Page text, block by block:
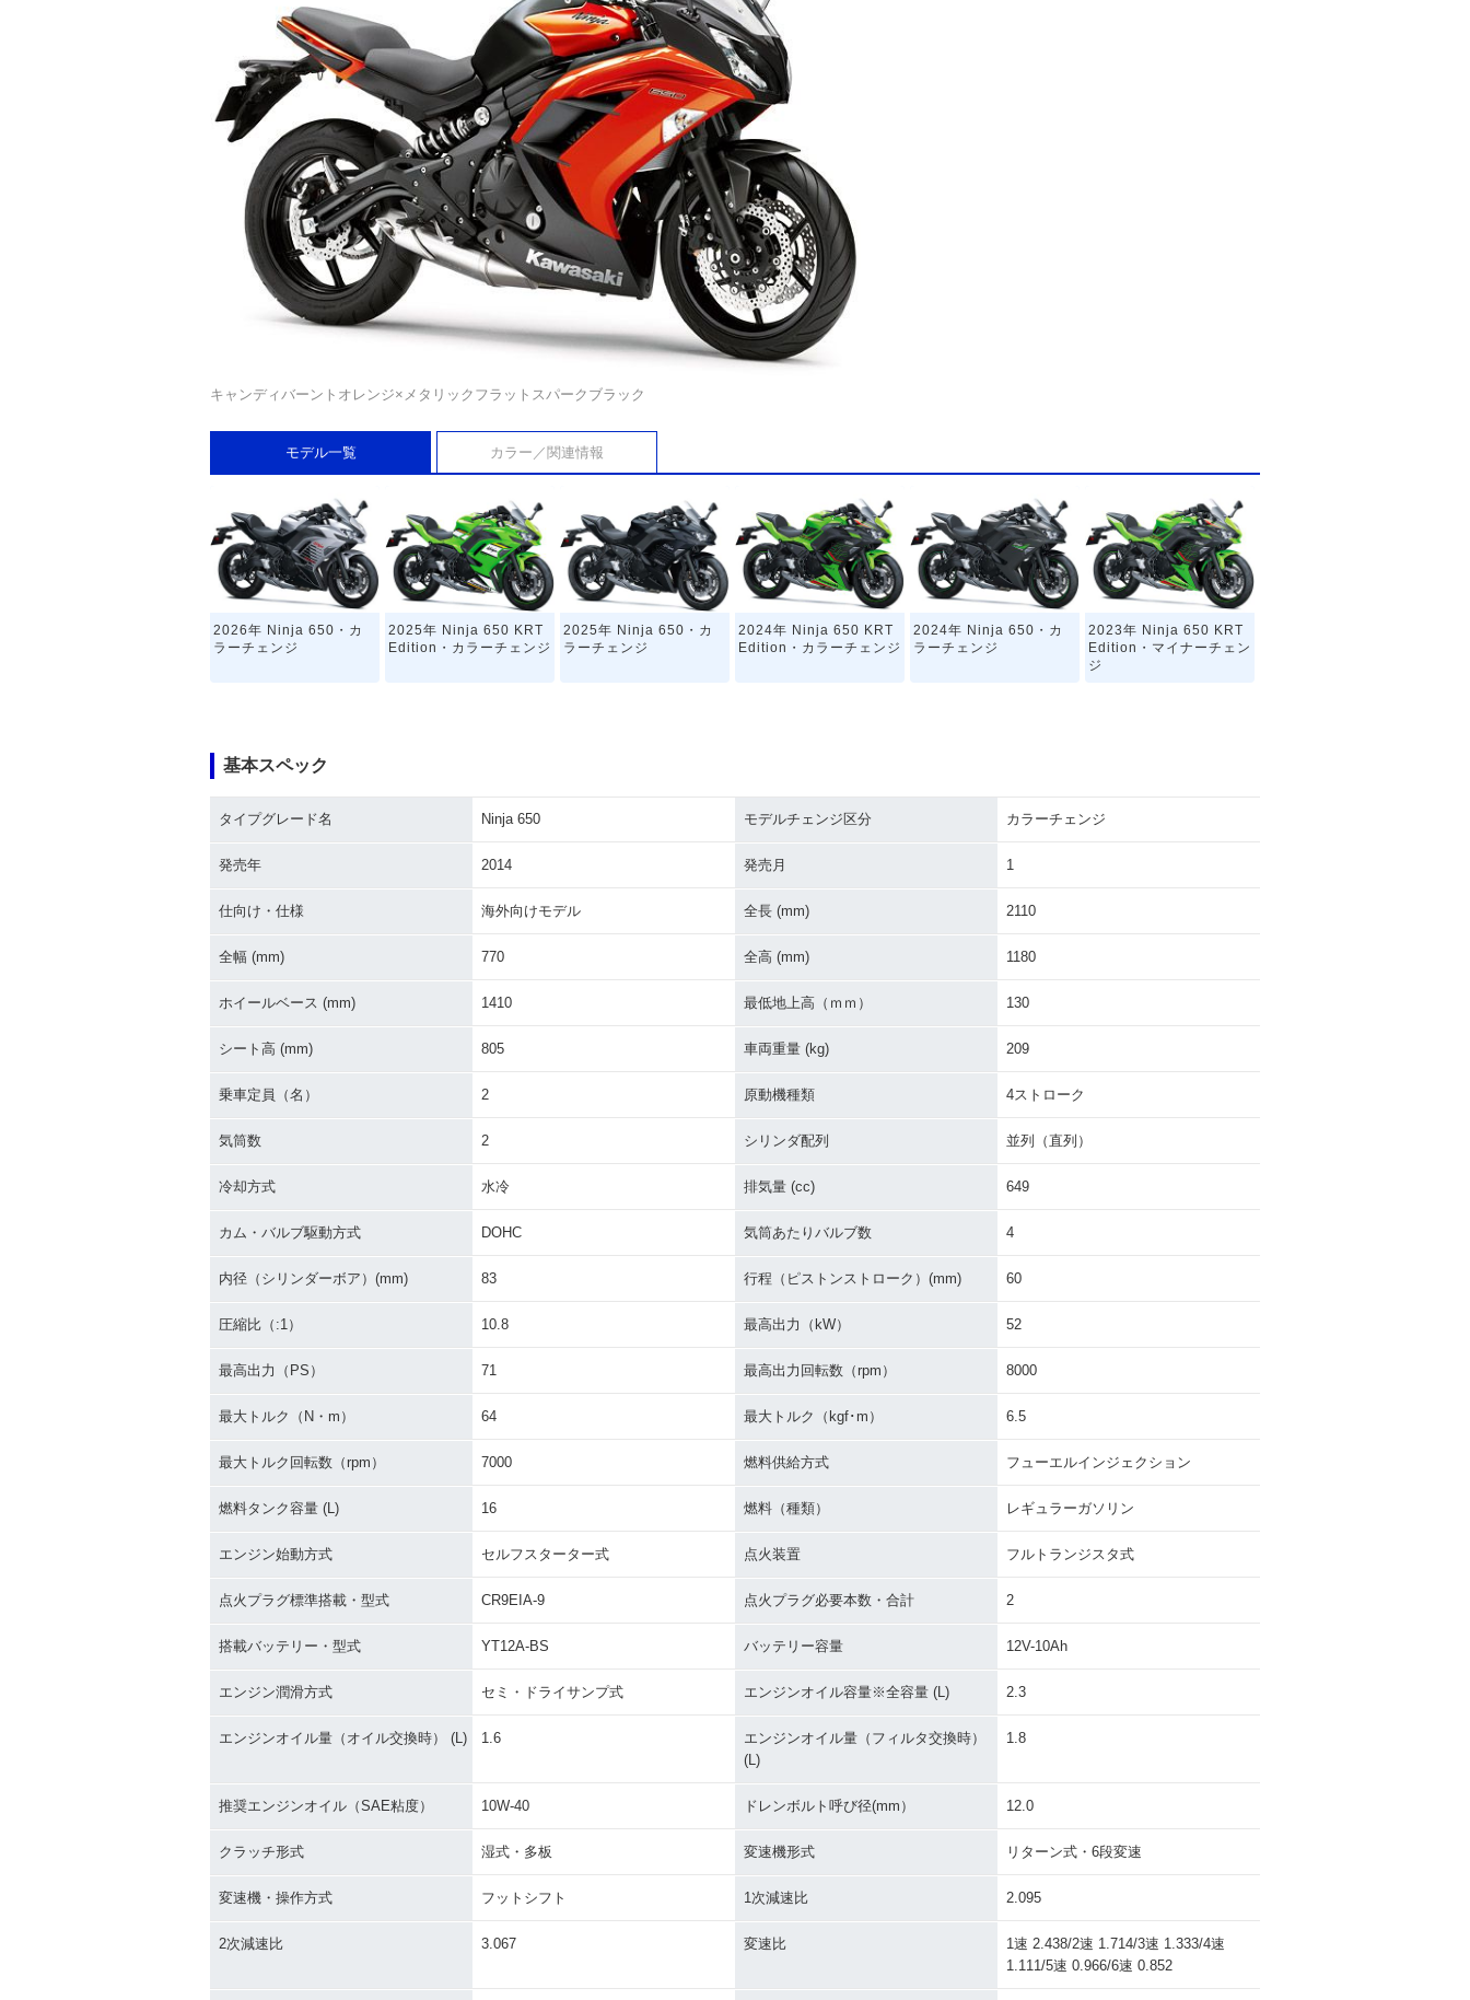
キャンディバーントオレンジ×メタリックフラットスパークブラック
モデル一覧 カラー／関連情報
2026年 Ninja 650・カ
ラーチェンジ
2025年 Ninja 650 KRT
Edition・カラーチェンジ
2025年 Ninja 650・カ
ラーチェンジ
2024年 Ninja 650 KRT
Edition・カラーチェンジ
2024年 Ninja 650・カ
ラーチェンジ
2023年 Ninja 650 KRT
Edition・マイナーチェン
ジ
イナーチェンジ
Edition・マイナーチェン
Edition・カラーチェンジ
2020年 Ninja 650・マ
2019年 Ninja 650・カ
KRT Edition・特別・限
S・フルモデルチェンジ
ラーチェンジ
ラーチェンジ
2012年 Ninja 650・新
基本スペック
タイプグレード名 Ninja 650 モデルチェンジ区分 カラーチェンジ
発売年 2014 発売月 1
仕向け・仕様 海外向けモデル 全長 (mm) 2110
全幅 (mm) 770 全高 (mm) 1180
ホイールベース (mm) 1410 最低地上高（ｍｍ） 130
シート高 (mm) 805 車両重量 (kg) 209
乗車定員（名） 2 原動機種類 4ストローク
気筒数 2 シリンダ配列 並列（直列）
冷却方式 水冷 排気量 (cc) 649
カム・バルブ駆動方式 DOHC 気筒あたりバルブ数 4
内径（シリンダーボア）(mm) 83 行程（ピストンストローク）(mm) 60
圧縮比（:1） 10.8 最高出力（kW） 52
最高出力（PS） 71 最高出力回転数（rpm） 8000
最大トルク（N・m） 64 最大トルク（kgf･m） 6.5
最大トルク回転数（rpm） 7000 燃料供給方式 フューエルインジェクション
燃料タンク容量 (L) 16 燃料（種類） レギュラーガソリン
エンジン始動方式 セルフスターター式 点火装置 フルトランジスタ式
点火プラグ標準搭載・型式 CR9EIA-9 点火プラグ必要本数・合計 2
搭載バッテリー・型式 YT12A-BS バッテリー容量 12V-10Ah
エンジン潤滑方式 セミ・ドライサンプ式 エンジンオイル容量※全容量 (L) 2.3
エンジンオイル量（オイル交換時） (L) 1.6
エンジンオイル量（フィルタ交換時）
(L)
1.8
推奨エンジンオイル（SAE粘度） 10W-40 ドレンボルト呼び径(mm） 12.0
クラッチ形式 湿式・多板 変速機形式 リターン式・6段変速
変速機・操作方式 フットシフト 1次減速比 2.095
2次減速比 3.067 変速比
1速 2.438/2速 1.714/3速 1.333/4速
1.111/5速 0.966/6速 0.852